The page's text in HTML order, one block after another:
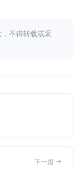
不得转载或采
下一篇